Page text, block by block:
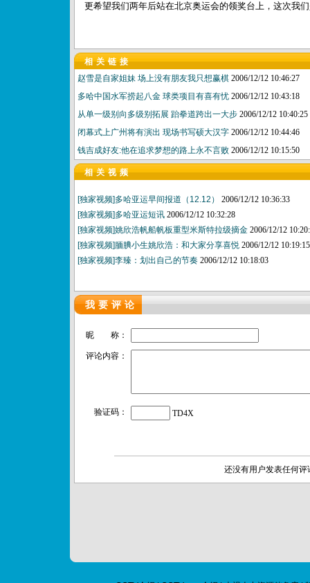
更希望我们两年后站在北京奥运会的领奖台上，这次我
相关链接
赵雪是自家姐妹 场上没有朋友我只想赢棋 2006/12/12 10:46:27
多哈中国水军捞起八金 球类项目有喜有忧 2006/12/12 10:43:18
从单一级别向多级别拓展 跆拳道跨出一大步 2006/12/12 10:40:25
闭幕式上广州将有演出 现场书写硕大汉字 2006/12/12 10:44:46
钱吉成好友:他在追求梦想的路上永不言败 2006/12/12 10:15:50
相关视频
[独家视频]多哈亚运早间报道（12.12） 2006/12/12 10:36:33
[独家视频]多哈亚运短讯 2006/12/12 10:32:28
[独家视频]姚欣浩帆船帆板重型米斯特拉级摘金 2006/12/12
[独家视频]腼腆小生姚欣浩：和大家分享喜悦 2006/12/12 10:19:15
[独家视频]李臻：划出自己的节奏 2006/12/12 10:18:03
我要评论
昵 称：
评论内容：
验证码： TD4X
还没有用户发表任何评